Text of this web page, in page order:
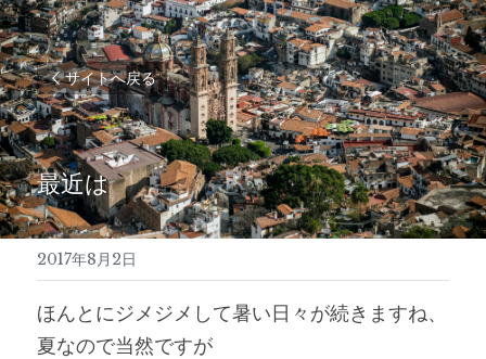
サイトへ戻る
最近は
2017年8月2日
ほんとにジメジメして暑い日々が続きますね、
夏なので当然ですが